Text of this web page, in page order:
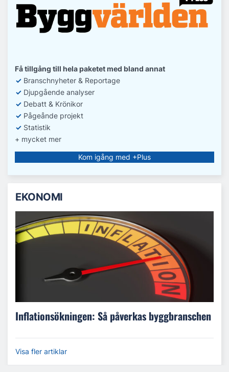
Få tillgång till hela paketet med bland annat
✓ Branschnyheter & Reportage
✓ Djupgående analyser
✓ Debatt & Krönikor
✓ Pågeånde projekt
✓ Statistik
+ mycket mer
Kom igång med +Plus
EKONOMI
Inflationsökningen: Så påverkas byggbranschen
Visa fler artiklar